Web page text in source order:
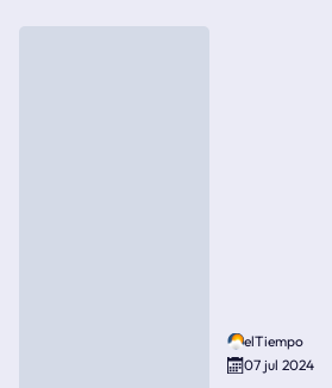
elTiempo
07 jul 2024